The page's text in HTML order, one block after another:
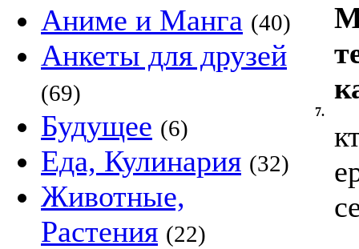
Аниме и Манга (40)
Анкеты для друзей
(69)
Будущее (6)
Еда, Кулинария (32)
Животные,
Растения (22)
7.